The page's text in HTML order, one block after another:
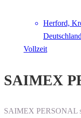
Herford,
Vollzeit
SAIMEX
SAIMEX PERSONAL